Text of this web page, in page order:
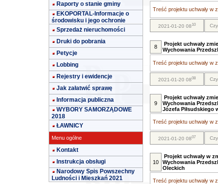
Raporty o stanie gminy
EKOPORTAL-Informacje o
środowisku i jego ochronie
Sprzedaż nieruchomości
Druki do pobrania
Petycje
Lobbing
Rejestry i ewidencje
Jak załatwić sprawę
Informacja publiczna
WYBORY SAMORZĄDOWE
2018
ŁAWNICY
Menu ogólne
Kontakt
Instrukcja obsługi
Narodowy Spis Powszechny
Ludności i Mieszkań 2021
Treść projektu uchwały w
2021-01-20 0810
8
Projekt uchwały
Wychowania
Treść projektu uchwały w
2021-01-20 0808
9
Projekt uchwały
Wychowania
Józefa Piłsudskiego
Treść projektu uchwały w
2021-01-20 0807
10
Projekt uchwały w
Wychowania
Oleckich
Treść projektu uchwały w